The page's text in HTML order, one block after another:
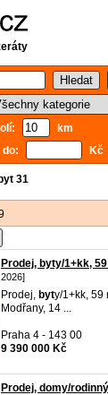
km
Kč
byt 31
Prodej, byty/1+kk,
2026]
Prodej, byty/1+kk, 59
Modřany, 14 ...
Praha 4 - 143 00
9 390 000 Kč
Prodej, domy/